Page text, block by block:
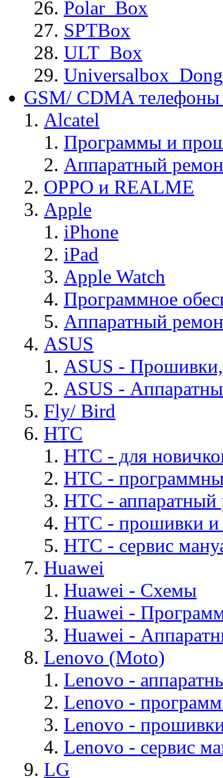
Polar_Box
SPTBox
ULT_Box
GSM/ CDMA
Alcatel
Программы и
Аппаратный
OPPO и REALME
Apple
iPhone
iPad
Apple Watch
Программное
Аппаратный
ASUS
ASUS -
ASUS -
Fly/ Bird
HTC
HTC - для
HTC -
HTC - аппаратный
HTC - прошивки
HTC - cервис
Huawei
Huawei - Cхемы
Huawei -
Huawei -
Lenovo (Moto)
Lenovo -
Lenovo -
Lenovo -
Lenovo - cервис
LG